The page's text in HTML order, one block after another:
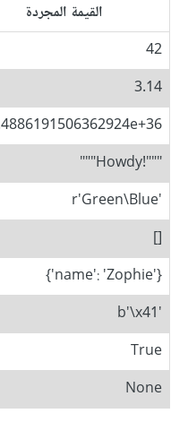
القيمة المجردة
42
3.14
"""!Howdy"""
'r'Green\Blue
[]
{'name': 'Zophie'}
'b'\x41
True
None